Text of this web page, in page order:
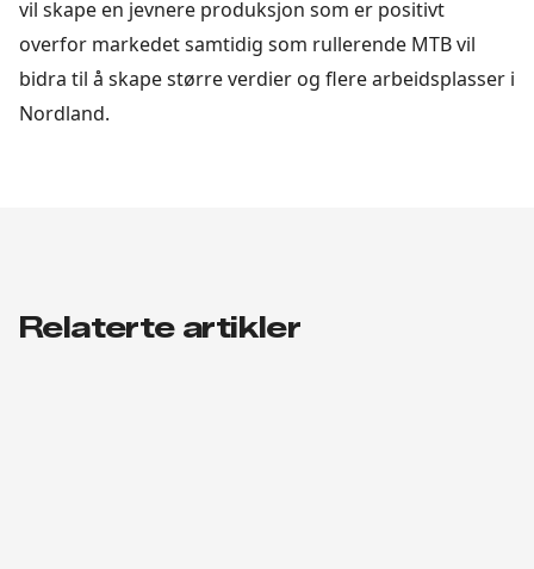
vil skape en jevnere produksjon som er positivt
overfor markedet samtidig som rullerende MTB vil
bidra til å skape større verdier og flere arbeidsplasser i
Nordland.
Relaterte artikler